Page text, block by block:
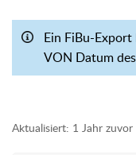
Ein FiBu-
VON Datum
Aktualisiert: 1 Jahr zuvor